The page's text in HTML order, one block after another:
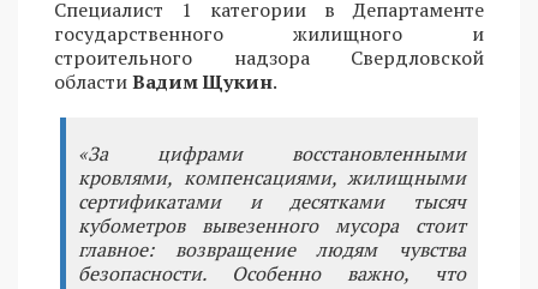
Специалист 1 категории в Департаменте
государственного жилищного и
строительного надзора Свердловской
областиВадим Щукин.
«За цифрами восстановленными
кровлями, компенсациями, жилищными
сертификатами и десятками тысяч
кубометров вывезенного мусора стоит
главное: возвращение людям чувства
безопасности. Особенно важно, что